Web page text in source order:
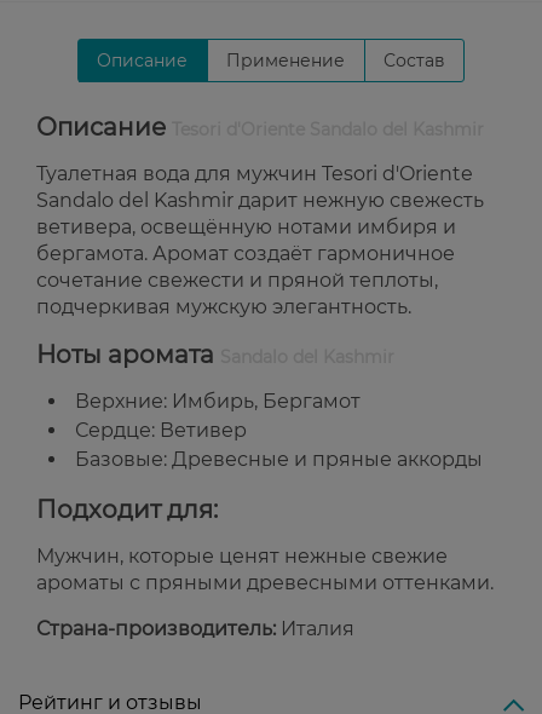
Описание Применение Состав
Описание
Туалетная вода для мужчин Tesori d'Oriente
Sandalo del Kashmir дарит нежную свежесть
ветивера, освещённую нотами имбиря и
бергамота. Аромат создаёт гармоничное
сочетание свежести и пряной теплоты,
подчеркивая мужскую элегантность.
Ноты аромата
Верхние: Имбирь, Бергамот
Сердце: Ветивер
Базовые: Древесные и пряные аккорды
Подходит для:
Мужчин, которые ценят нежные свежие
ароматы с пряными древесными оттенками.
Страна-производитель: Италия
Рейтинг и отзывы